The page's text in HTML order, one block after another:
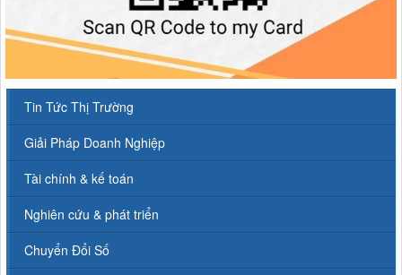
Tin Tức Thị Trường
Giải Pháp Doanh Nghiệp
Tài chính & kế toán
Nghiên cứu & phát triển
Chuyển Đổi Số